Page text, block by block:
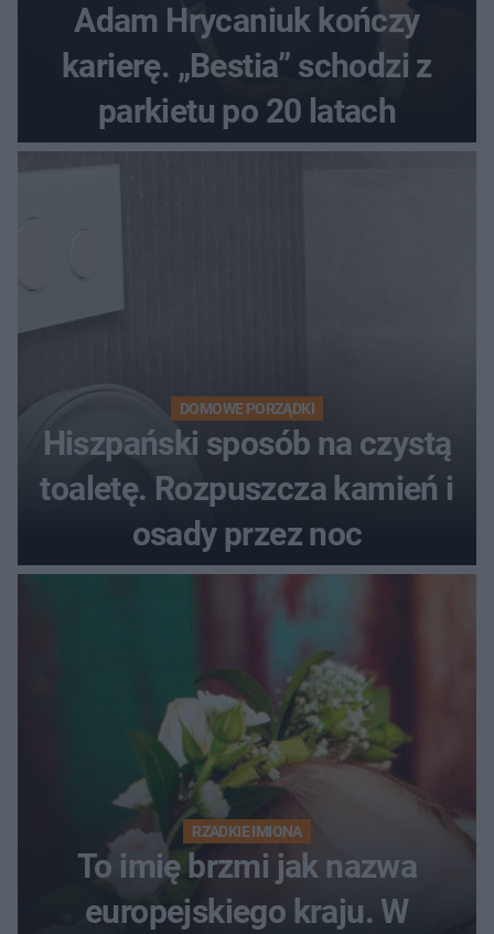
Adam Hrycaniuk kończy
karierę. „Bestia” schodzi z
parkietu po 20 latach
DOMOWE PORZĄDKI
Hiszpański sposób na czystą
toaletę. Rozpuszcza kamień i
osady przez noc
RZADKIE IMIONA
To imię brzmi jak nazwa
europejskiego kraju. W